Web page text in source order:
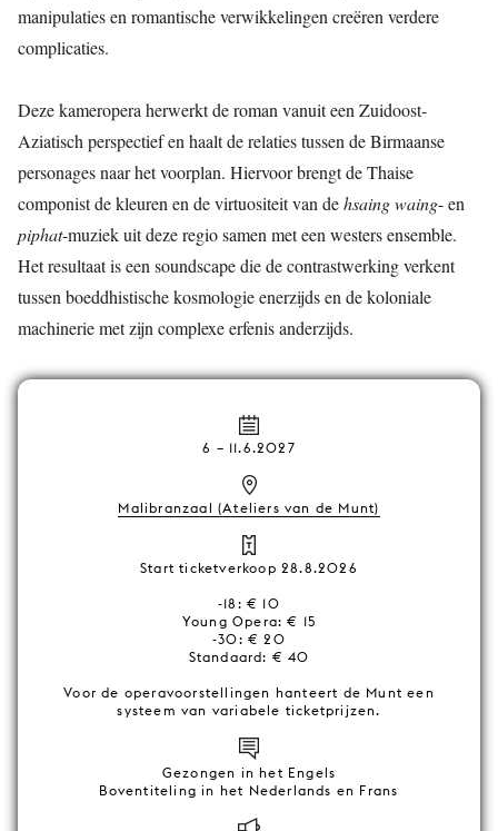
manipulaties en romantische verwikkelingen creëren verdere
complicaties.
Deze kameropera herwerkt de roman vanuit een Zuidoost-
Aziatisch perspectief en haalt de relaties tussen de Birmaanse
personages naar het voorplan. Hiervoor brengt de Thaise
componist de kleuren en de virtuositeit van dehsaing waing- en
piphat-muziek uit deze regio samen met een westers ensemble.
Het resultaat is een soundscape die de contrastwerking verkent
tussen boeddhistische kosmologie enerzijds en de koloniale
machinerie met zijn complexe erfenis anderzijds.
6 – 11.6.2027
Malibranzaal (Ateliers van de Munt)
Start ticketverkoop 28.8.2026
-18: € 10
Young Opera: € 15
-30: € 20
Standaard: € 40
Voor de operavoorstellingen hanteert de Munt een
systeem van variabele ticketprijzen.
Gezongen in het Engels
Boventiteling in het Nederlands en Frans